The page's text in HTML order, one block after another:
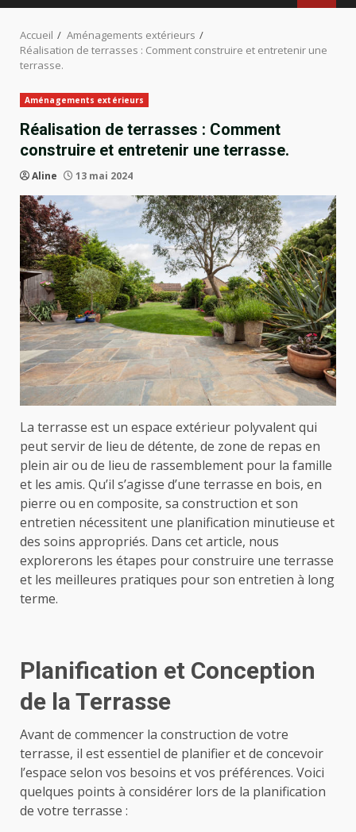
Accueil
Aménagements extérieurs
Réalisation de terrasses : Comment construire et entretenir une
terrasse.
Aménagements extérieurs
Réalisation de terrasses : Comment
construire et entretenir une terrasse.
Aline 13 mai 2024
La terrasse est un espace extérieur polyvalent qui
peut servir de lieu de détente, de zone de repas en
plein air ou de lieu de rassemblement pour la famille
et les amis. Qu’il s’agisse d’une terrasse en bois, en
pierre ou en composite, sa construction et son
entretien nécessitent une planification minutieuse et
des soins appropriés. Dans cet article, nous
explorerons les étapes pour construire une terrasse
et les meilleures pratiques pour son entretien à long
terme.
Planification et Conception
de la Terrasse
Avant de commencer la construction de votre
terrasse, il est essentiel de planifier et de concevoir
l’espace selon vos besoins et vos préférences. Voici
quelques points à considérer lors de la planification
de votre terrasse :